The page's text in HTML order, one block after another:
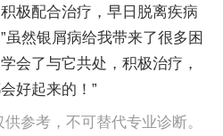
极配合治疗，早日脱离疾病
虽然银屑病给我带来了很多困
会了与它共处，积极治疗，
好起来的！”
参考，不可替代专业诊断。